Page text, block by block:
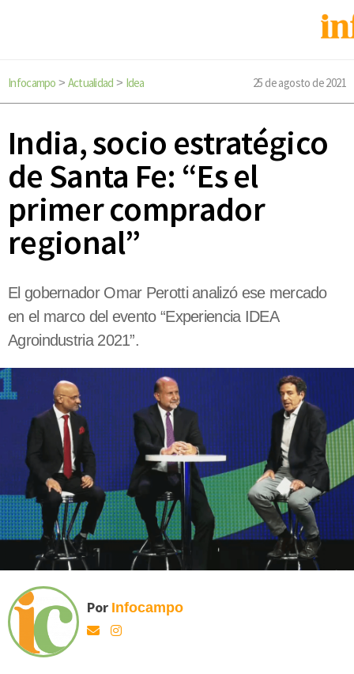
Infocampo > Actualidad > Idea 25 de agosto de 2021
India, socio estratégico
de Santa Fe: “Es el
primer comprador
regional”
El gobernador Omar Perotti analizó ese mercado
en el marco del evento “Experiencia IDEA
Agroindustria 2021”.
Por Infocampo